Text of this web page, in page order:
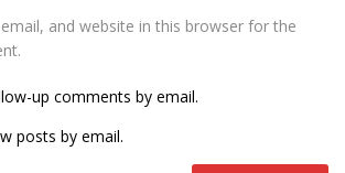
and website in this browser for the
up comments by email.
posts by email.